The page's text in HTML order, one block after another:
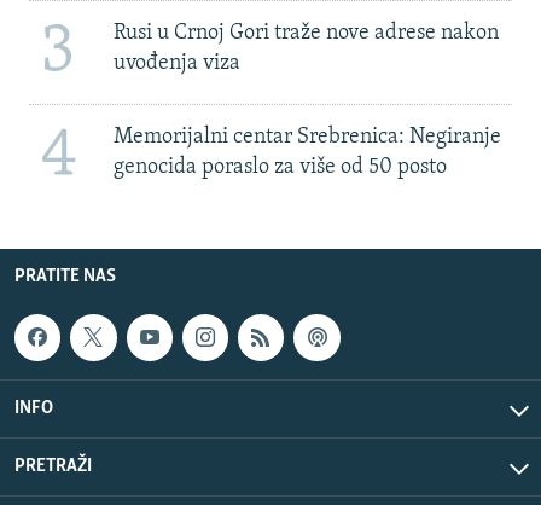
3
Rusi u Crnoj Gori traže nove adrese nakon
uvođenja viza
4
Memorijalni centar Srebrenica: Negiranje
genocida poraslo za više od 50 posto
PRATITE NAS
INFO
PRETRAŽI